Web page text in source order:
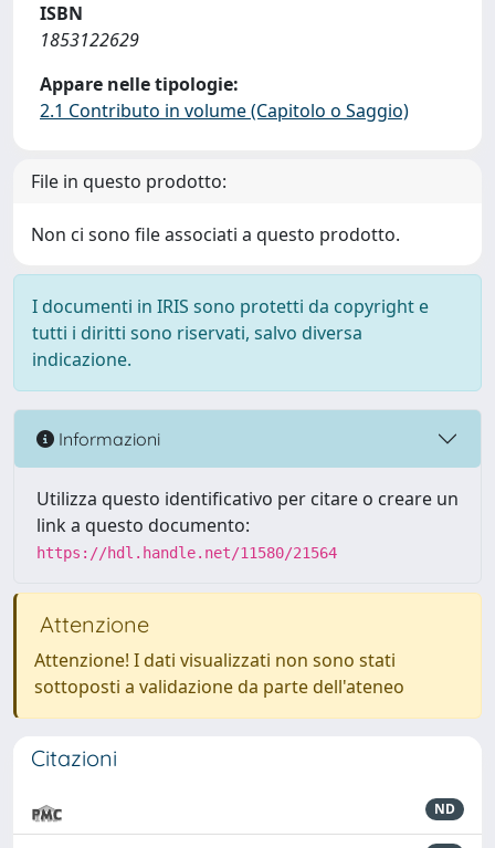
ISBN
1853122629
Appare nelle tipologie:
2.1 Contributo in volume (Capitolo o Saggio)
File in questo prodotto:
Non ci sono file associati a questo prodotto.
I documenti in IRIS sono protetti da copyright e
tutti i diritti sono riservati, salvo diversa
indicazione.
Informazioni
Utilizza questo identificativo per citare o creare un
link a questo documento:
https://hdl.handle.net/11580/21564
Attenzione
Attenzione! I dati visualizzati non sono stati
sottoposti a validazione da parte dell'ateneo
Citazioni
ND